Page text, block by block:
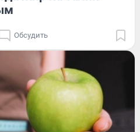
Обсудить